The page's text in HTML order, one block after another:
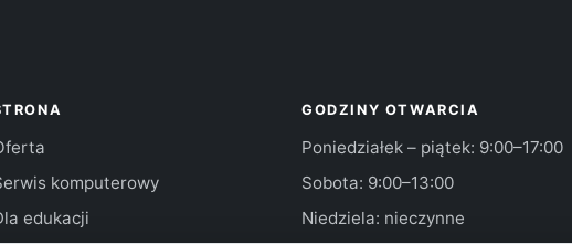
komputerowy
edukacji
GODZINY OTWARCIA
Poniedziałek – piątek: 9:00–17:00
Sobota: 9:00–13:00
Niedziela: nieczynne